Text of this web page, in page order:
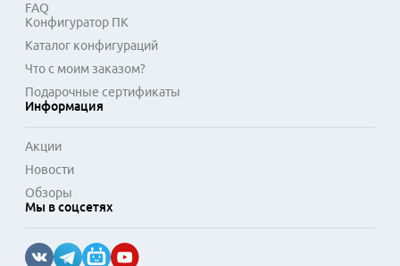
FAQ
Конфигуратор ПК
Каталог конфигураций
Что с моим заказом?
Подарочные сертификаты
Информация
Акции
Новости
Обзоры
Мы в соцсетях